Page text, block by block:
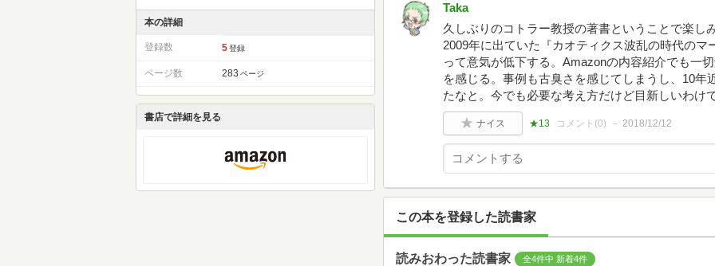
本の詳細
登録数 5 登録
ページ数 283 ページ
書店で詳細を見る
Taka
久しぶりのコトラー教授の著書ということで楽し
2009年に出ていた『カオティクス波乱の時代の
って意気が低下する。Amazonの内容紹介でも一
を感じる。事例も古臭さを感じてしまうし、10
たなと。今でも必要な考え方だけど目新しいわけ
ナイス ★13 コメント(0) 2018/12/12
この本を登録した読書家
読みおわった読書家 全4件中 新着4件